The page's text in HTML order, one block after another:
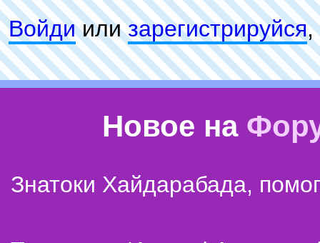
Войдиилизарeгиcтpируйся,
Новое на
Знатоки Хайдарабада,